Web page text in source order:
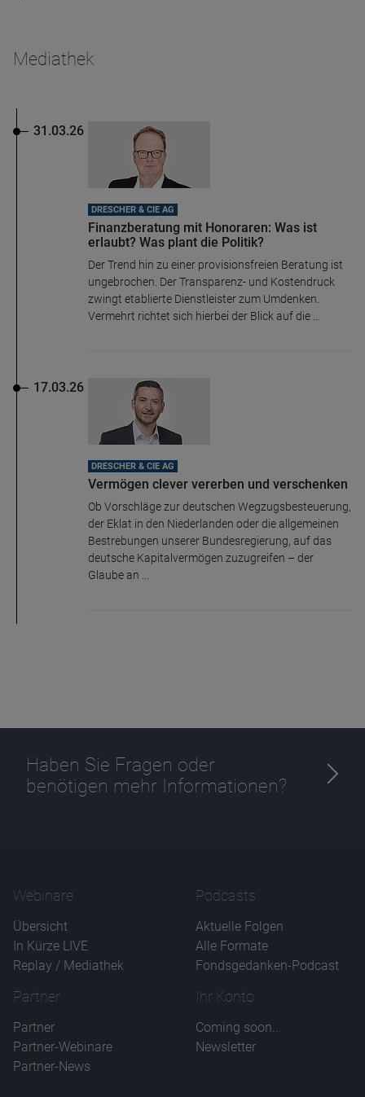
Mediathek
31.03.26
DRESCHER & CIE AG
Finanzberatung mit Honoraren: Was ist
erlaubt? Was plant die Politik?
Der Trend hin zu einer provisionsfreien Beratung ist
ungebrochen. Der Transparenz- und Kostendruck
zwingt etablierte Dienstleister zum Umdenken.
Vermehrt richtet sich hierbei der Blick auf die ...
17.03.26
DRESCHER & CIE AG
Vermögen clever vererben und verschenken
Ob Vorschläge zur deutschen Wegzugsbesteuerung,
der Eklat in den Niederlanden oder die allgemeinen
Bestrebungen unserer Bundesregierung, auf das
deutsche Kapitalvermögen zuzugreifen – der
Glaube an ...
Haben Sie Fragen oder
benötigen mehr Informationen?
Webinare
Übersicht
In Kürze LIVE
Replay / Mediathek
Podcasts
Aktuelle Folgen
Alle Formate
Fondsgedanken-Podcast
Partner
Partner
Partner-Webinare
Partner-News
Ihr Konto
Coming soon...
Newsletter